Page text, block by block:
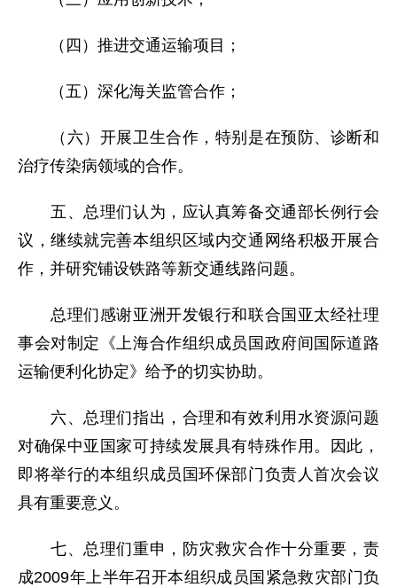
（四）推进交通运输项目；
（五）深化海关监管合作；
（六）开展卫生合作，特别是在预防、诊断和
治疗传染病领域的合作。
五、总理们认为，应认真筹备交通部长例行会
议，继续就完善本组织区域内交通网络积极开展合
作，并研究铺设铁路等新交通线路问题。
总理们感谢亚洲开发银行和联合国亚太经社理
事会对制定《上海合作组织成员国政府间国际道路
运输便利化协定》给予的切实协助。
六、总理们指出，合理和有效利用水资源问题
对确保中亚国家可持续发展具有特殊作用。因此，
即将举行的本组织成员国环保部门负责人首次会议
具有重要意义。
七、总理们重申，防灾救灾合作十分重要，责
成2009年上半年召开本组织成员国紧急救灾部门负